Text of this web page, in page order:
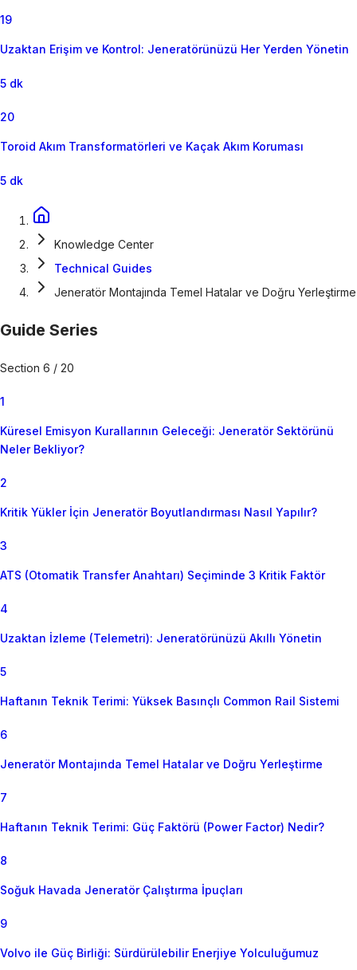
19
Uzaktan Erişim ve Kontrol: Jeneratörünüzü Her Yerden Yönetin
5 dk
20
Toroid Akım Transformatörleri ve Kaçak Akım Koruması
5 dk
Knowledge Center
Technical Guides
Jeneratör Montajında Temel Hatalar ve Doğru Yerleştirme
Guide Series
Section 6 / 20
1
Küresel Emisyon Kurallarının Geleceği: Jeneratör Sektörünü
Neler Bekliyor?
2
Kritik Yükler İçin Jeneratör Boyutlandırması Nasıl Yapılır?
3
ATS (Otomatik Transfer Anahtarı) Seçiminde 3 Kritik Faktör
4
Uzaktan İzleme (Telemetri): Jeneratörünüzü Akıllı Yönetin
5
Haftanın Teknik Terimi: Yüksek Basınçlı Common Rail Sistemi
6
Jeneratör Montajında Temel Hatalar ve Doğru Yerleştirme
7
Haftanın Teknik Terimi: Güç Faktörü (Power Factor) Nedir?
8
Soğuk Havada Jeneratör Çalıştırma İpuçları
9
Volvo ile Güç Birliği: Sürdürülebilir Enerjiye Yolculuğumuz